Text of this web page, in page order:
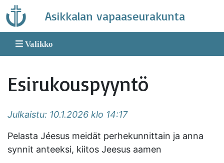
Skip
to
content
Asikkalan vapaaseurakunta
Valikko
Esirukouspyyntö
Julkaistu: 10.1.2026 klo 14:17
Pelasta Jéesus meidät perhekunnittain ja anna
synnit anteeksi, kiitos Jeesus aamen